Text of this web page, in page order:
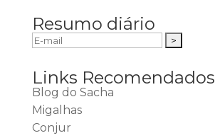
Resumo diário
Links Recomendados
Blog do Sacha
Migalhas
Conjur